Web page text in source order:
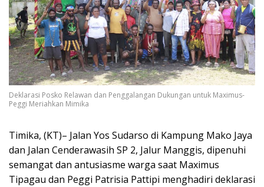
Deklarasi Posko Relawan dan Penggalangan Dukungan untuk Maximus-
Peggi Meriahkan Mimika
Timika, (KT)– Jalan Yos Sudarso di Kampung Mako Jaya
dan Jalan Cenderawasih SP 2, Jalur Manggis, dipenuhi
semangat dan antusiasme warga saat Maximus
Tipagau dan Peggi Patrisia Pattipi menghadiri deklarasi